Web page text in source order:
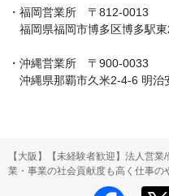
・福岡営業所　〒812-0013
福岡県福岡市博多区博多駅
・沖縄営業所　〒900-0033
沖縄県那覇市久米2-4-6 明治
【大阪】【未経験者歓迎】法人営
業・事業の社会貢献度も高く仕事の